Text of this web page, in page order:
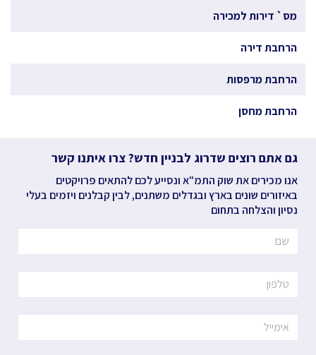
מס` דירות למכירה
הרחבת דירה
הרחבת מרפסות
הרחבת מחסן
גם אתם רוצים שדרוג לבניין חדש? צרו איתנו קשר
אנו מכירים את שוק התמ"א ונסייע לכם להתאים פרויקטים
באיזורים שונים בארץ ובגדלים משתנים, לבין קבלנים ויזמים בעלי
נסיון והצלחה בתחום